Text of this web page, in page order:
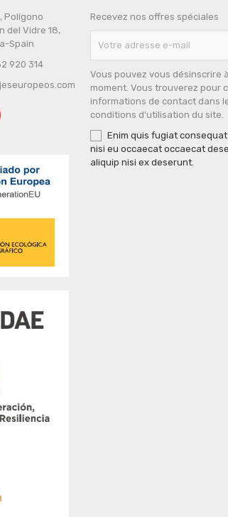
Polígono
del Vidre 18,
Spain
920 314
Recevez nos offres spéciales
Vous pouvez vous désinscrire
moment. Vous trouverez pour
informations de contact dans
conditions d'utilisation du site.
Enim quis fugiat
nisi eu occaecat occaecat
aliquip nisi ex deserunt.